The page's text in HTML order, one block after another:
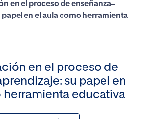
en el proceso de enseñanza–
papel en el aula como herramienta
en el proceso de
su papel en
herramienta educativa